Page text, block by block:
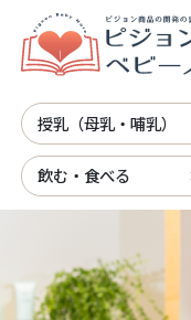
メインコンテンツ
授乳（母乳・哺乳）
飲む・食べる
ピジョン